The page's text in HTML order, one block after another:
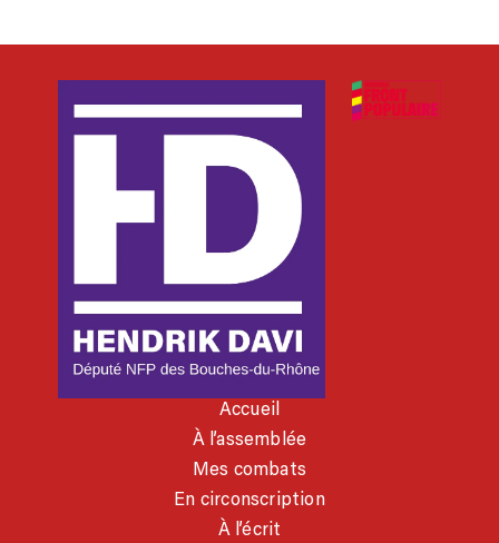
Accueil
À l’assemblée
Mes combats
En circonscription
À l’écrit